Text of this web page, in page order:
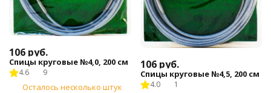
106 руб.
Спицы круговые №4,0, 200 см
4.6 9
Осталось несколько штук
106 руб.
Спицы круговые №4,5, 200 см
4.0 1